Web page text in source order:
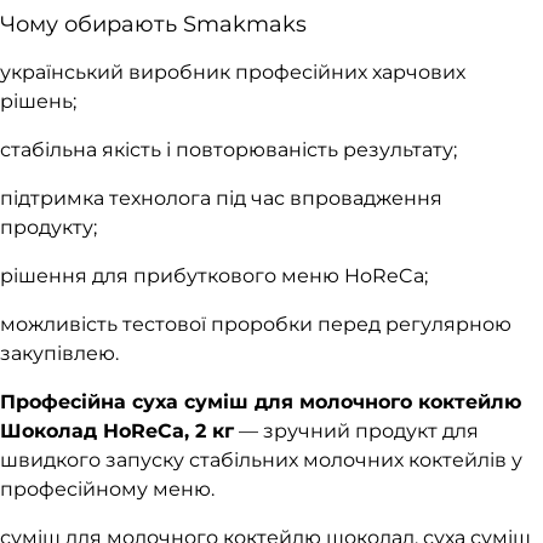
Чому обирають Smakmaks
український виробник професійних харчових
рішень;
стабільна якість і повторюваність результату;
підтримка технолога під час впровадження
продукту;
рішення для прибуткового меню HoReCa;
можливість тестової проробки перед регулярною
закупівлею.
Професійна суха суміш для молочного коктейлю
Шоколад HoReCa, 2 кг— зручний продукт для
швидкого запуску стабільних молочних коктейлів у
професійному меню.
суміш для молочного коктейлю шоколад, суха суміш